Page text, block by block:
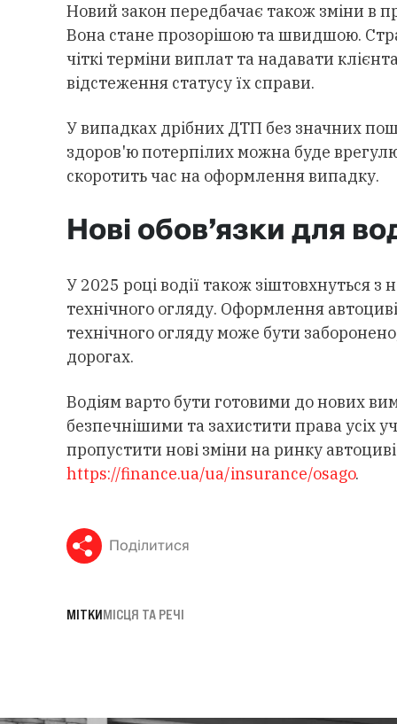
Новий закон передбачає також зміни в
Вона стане прозорішою та швидшою.
чіткі терміни виплат та надавати
відстеження статусу їх справи.
У випадках дрібних ДТП без значних
здоров'ю потерпілих можна буде
скоротить час на оформлення випадку.
Нові обов’язки для
У 2025 році водії також
технічного огляду. Оформлення
технічного огляду може бути
дорогах.
Водіям варто бути готовими до нових
безпечнішими та захистити права усіх
пропустити нові зміни на ринку
https://finance.ua/ua/insurance/osago.
Поділитися
МІТКИМІСЦЯ ТА РЕЧІ